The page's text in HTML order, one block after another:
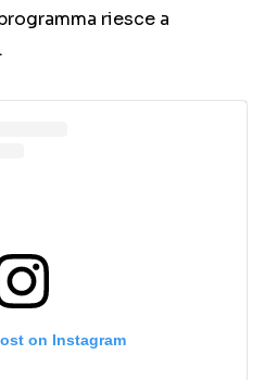
riesce a
on Instagram